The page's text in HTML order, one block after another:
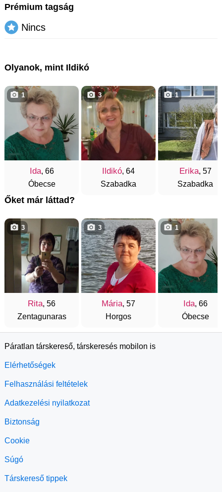
Prémium tagság
Nincs
Olyanok, mint Ildikó
Ida, 66
Óbecse
1
Ildikó, 64
Szabadka
3
Erika, 57
Szabadka
1
Őket már láttad?
Rita, 56
Zentagunaras
3
Mária, 57
Horgos
3
Ida, 66
Óbecse
1
Páratlan társkereső, társkeresés mobilon is
Elérhetőségek
Felhasználási feltételek
Adatkezelési nyilatkozat
Biztonság
Cookie
Súgó
Társkereső tippek